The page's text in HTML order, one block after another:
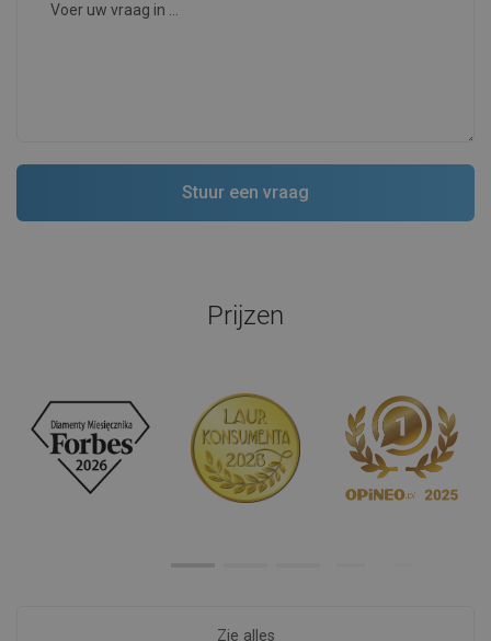
Prijzen
Zie alles